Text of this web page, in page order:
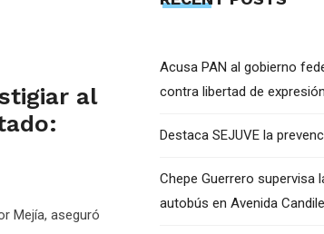
al
Mejía, aseguró
Acusa PAN al gobierno
contra libertad de expresión
Destaca SEJUVE la
Chepe Guerrero supervisa
autobús en Avenida